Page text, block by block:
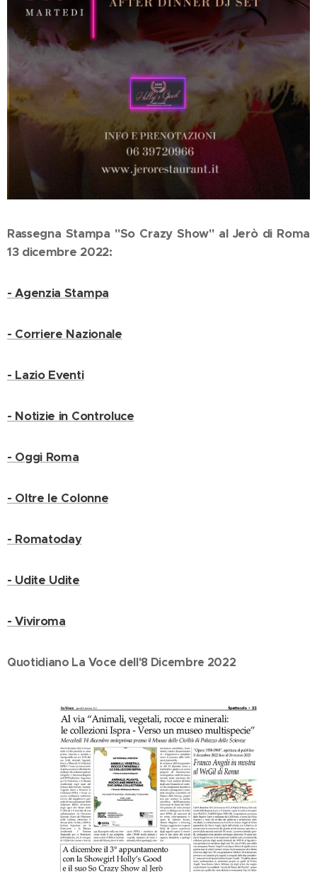
Rassegna Stampa "So Crazy Show" al Jerò di Roma
13 dicembre 2022:
- Agenzia Stampa
- Corriere Nazionale
- Lazio Eventi
- Notizie in Controluce
- Oggi Roma
- Oltre le Colonne
- Romatoday
- Udite Udite
- Viviroma
Quotidiano La Voce dell'8 Dicembre 2022